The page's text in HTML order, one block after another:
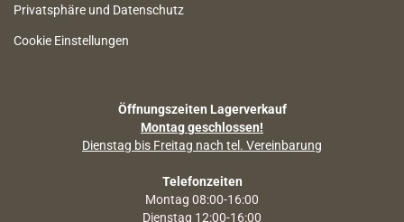
Privatsphäre und Datenschutz
Cookie Einstellungen
Öffnungszeiten Lagerverkauf
Montag geschlossen!
Dienstag bis Freitag nach tel. Vereinbarung
Telefonzeiten
Montag 08:00-16:00
Dienstag 12:00-16:00